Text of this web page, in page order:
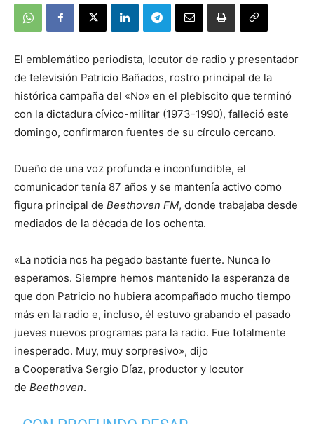
El emblemático periodista, locutor de radio y presentador
de televisión Patricio Bañados, rostro principal de la
histórica campaña del «No» en el plebiscito que terminó
con la dictadura cívico-militar (1973-1990), falleció este
domingo, confirmaron fuentes de su círculo cercano.
Dueño de una voz profunda e inconfundible, el
comunicador tenía 87 años y se mantenía activo como
figura principal de Beethoven FM, donde trabajaba desde
mediados de la década de los ochenta.
«La noticia nos ha pegado bastante fuerte. Nunca lo
esperamos. Siempre hemos mantenido la esperanza de
que don Patricio no hubiera acompañado mucho tiempo
más en la radio e, incluso, él estuvo grabando el pasado
jueves nuevos programas para la radio. Fue totalmente
inesperado. Muy, muy sorpresivo», dijo
a Cooperativa Sergio Díaz, productor y locutor
de Beethoven.